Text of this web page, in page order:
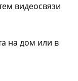
видеосвязи
на дом или в